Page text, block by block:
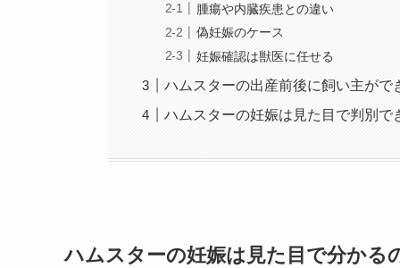
腫瘍や内臓疾患との違い
偽妊娠のケース
妊娠確認は獣医に任せる
ハムスターの出産前後に飼い主がで
ハムスターの妊娠は見た目で判別で
ハムスターの妊娠は見た目で分かる